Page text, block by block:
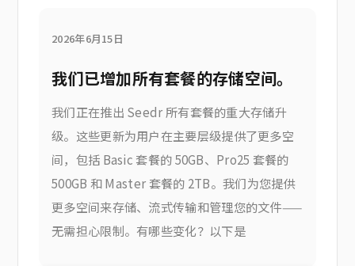
2026年6月15日
我们已增加所有套餐的存储空间。
我们正在推出 Seedr 所有套餐的重大存储升
级。这些更新为用户在主要层级提供了更多空
间，包括 Basic 套餐的 50GB、Pro25 套餐的
500GB 和 Master 套餐的 2TB。我们为您提供
更多空间来存储、流式传输和管理您的文件——
无需担心限制。有哪些变化？以下是